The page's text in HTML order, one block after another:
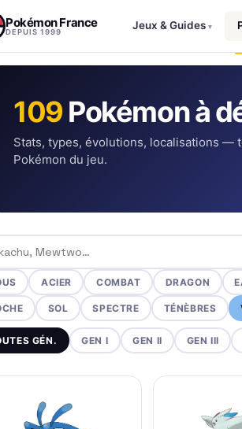
Pokémon France
DEPUIS 1999
Jeux & Guides ▾
109 Pokémon à
Stats, types, évolutions, localisations —
Pokémon du jeu.
un Pokémon
ACIER COMBAT DRAGON
SOL SPECTRE TÉNÈBRES
GÉN. GEN I GEN II GEN III